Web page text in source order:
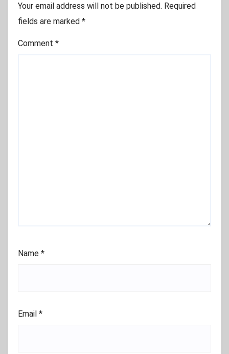
Your email address will not be published. Required
fields are marked *
Comment *
Name *
Email *